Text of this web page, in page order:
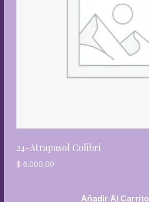
24-Atrapasol Colibri
$ 6.000,00
Añadir Al Carrito